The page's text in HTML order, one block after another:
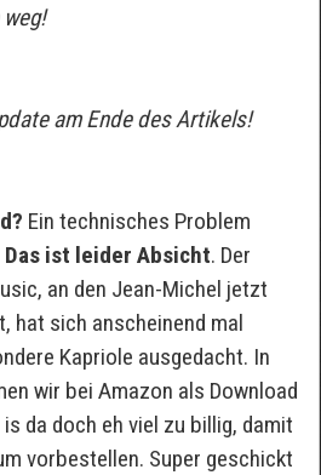
am Ende des Artikels!
Ein technisches Problem
Das ist leider Absicht. Der
an den Jean-Michel jetzt
hat sich anscheinend mal
Kapriole ausgedacht. In
wir bei Amazon als Download
da doch eh viel zu billig, damit
vorbestellen. Super geschickt